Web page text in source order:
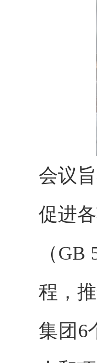
会议
促进
（
程，
集团6